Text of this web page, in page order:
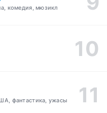
комедия, мюзикл
фантастика, ужасы